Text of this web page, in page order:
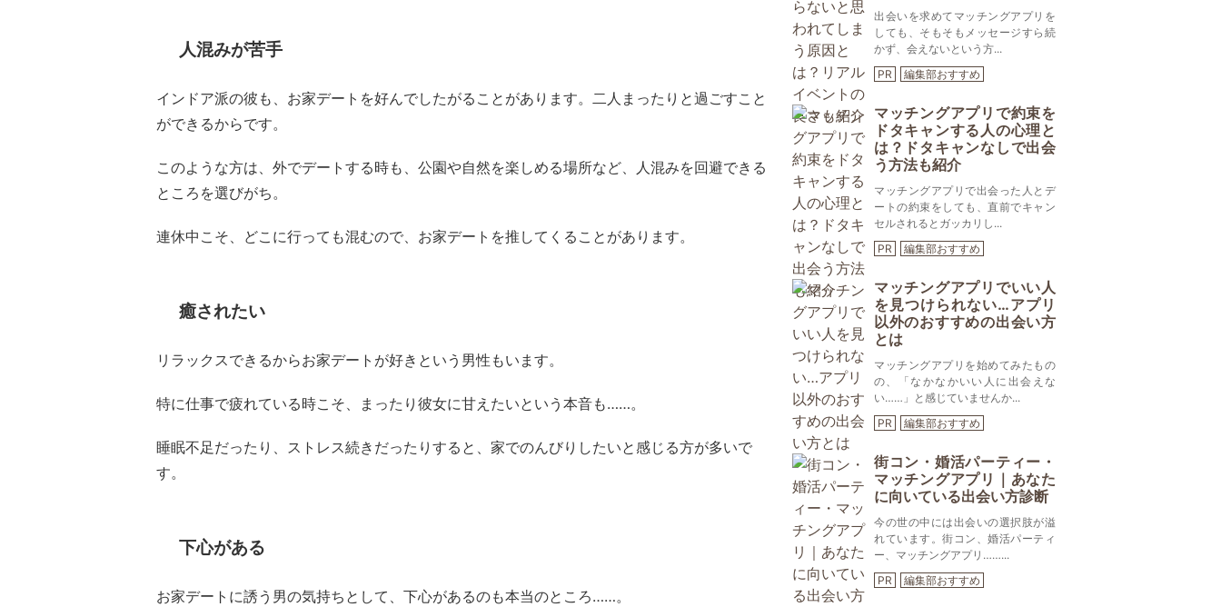
人混みが苦手
インドア派の彼も、お家デートを好んでしたがることがあります。二人まったりと過ごすこと
ができるからです。
このような方は、外でデートする時も、公園や自然を楽しめる場所など、人混みを回避できる
ところを選びがち。
連休中こそ、どこに行っても混むので、お家デートを推してくることがあります。
癒されたい
リラックスできるからお家デートが好きという男性もいます。
特に仕事で疲れている時こそ、まったり彼女に甘えたいという本音も……。
睡眠不足だったり、ストレス続きだったりすると、家でのんびりしたいと感じる方が多いで
す。
下心がある
お家デートに誘う男の気持ちとして、下心があるのも本当のところ……。
出会いを求めてマッチングアプリを
しても、そもそもメッセージすら続
かず、会えないという方...
PR
編集部おすすめ
マッチングアプリで約束を
ドタキャンする人の心理と
は？ドタキャンなしで出会
う方法も紹介
マッチングアプリで出会った人とデ
ートの約束をしても、直前でキャン
セルされるとガッカリし...
PR
編集部おすすめ
マッチングアプリでいい人
を見つけられない…アプリ
以外のおすすめの出会い方
とは
マッチングアプリを始めてみたもの
の、「なかなかいい人に出会えな
い……」と感じていませんか...
PR
編集部おすすめ
街コン・婚活パーティー・
マッチングアプリ｜あなた
に向いている出会い方診断
今の世の中には出会いの選択肢が溢
れています。街コン、婚活パーティ
ー、マッチングアプリ……...
PR
編集部おすすめ